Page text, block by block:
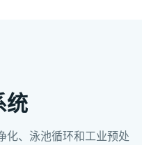
统
化、泳池循环和工业预处